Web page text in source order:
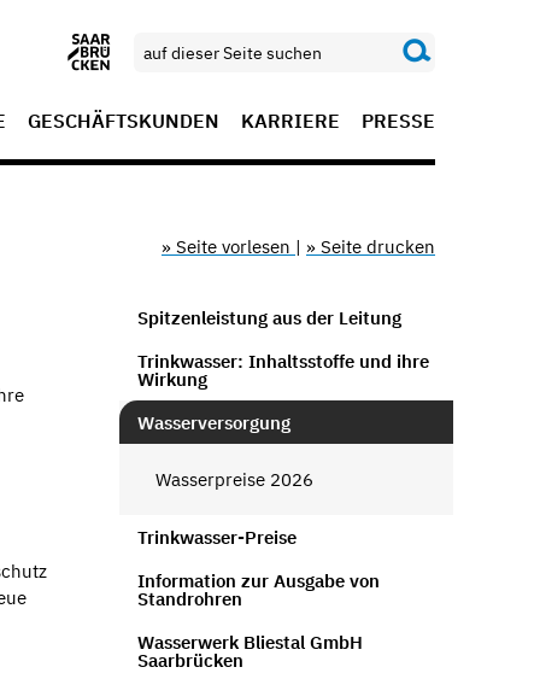
GESCHÄFTSKUNDEN KARRIERE PRESSE
» Seite vorlesen | » Seite drucken
Spitzenleistung aus der Leitung
Trinkwasser: Inhaltsstoffe und ihre
Wirkung
Wasserversorgung
Wasserpreise 2026
Trinkwasser-Preise
Information zur Ausgabe von
Standrohren
Wasserwerk Bliestal GmbH
Saarbrücken